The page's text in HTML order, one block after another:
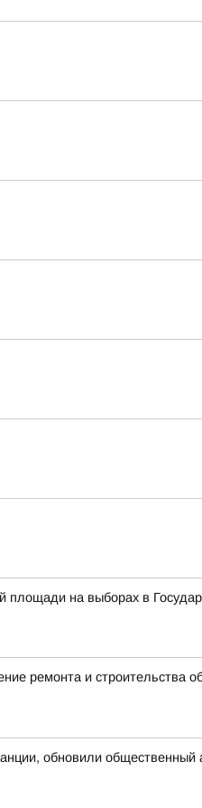
на выборах в
ремонта и строительства
обновили общественный